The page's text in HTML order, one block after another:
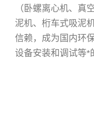
（卧螺离心机、
泥机、桁车式吸泥
信赖，成为国内环
设备安装和调试等*